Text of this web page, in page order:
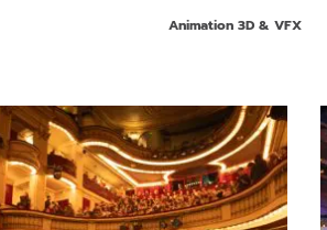
Animation 3D & VFX